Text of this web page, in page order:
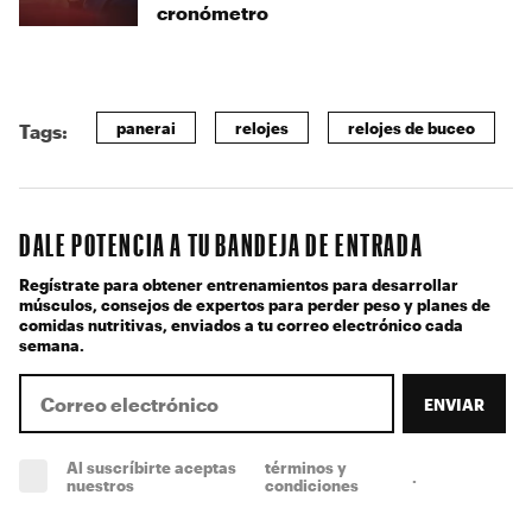
cronómetro
Tags: panerai relojes relojes de buceo
DALE POTENCIA A TU BANDEJA DE ENTRADA
Regístrate para obtener entrenamientos para desarrollar
músculos, consejos de expertos para perder peso y planes de
comidas nutritivas, enviados a tu correo electrónico cada
semana.
ENVIAR
Al suscríbirte aceptas
nuestros
términos y
condiciones